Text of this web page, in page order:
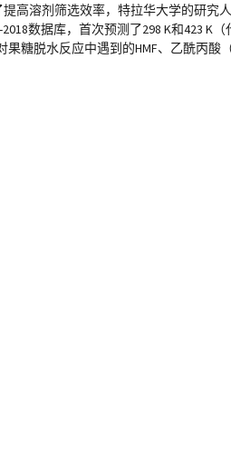
溶剂筛选效率，特拉华大学的研究人
数据库，首次预测了298 K和423
糖脱水反应中遇到的HMF、乙酰丙酸